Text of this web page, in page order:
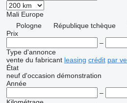
Mali Europe
Pologne
République tchèque
Prix
–
Type d'annonce
vente du fabricant leasing crédit par
État
neuf d'occasion démonstration
Année
–